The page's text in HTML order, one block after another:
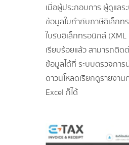
เมื่อผู้ประกอบการ ผู้ดูแลร
ข้อมูลใบกำกับภาษีอิเล็กท
ใบรับอิเล็กทรอนิกส์
เรียบร้อยแล้ว สามารถติ
ข้อมูลได้ที่ ระบบตรวจกา
ดาวน์โหลดเรียกดูรายงา
Excel ก็ได้